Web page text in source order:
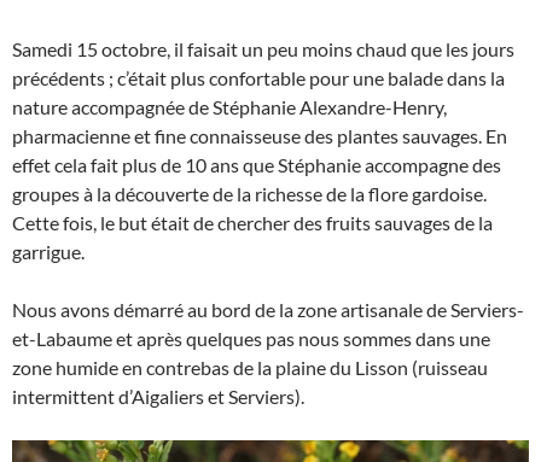
Samedi 15 octobre, il faisait un peu moins chaud que les jours
précédents ; c’était plus confortable pour une balade dans la
nature accompagnée de Stéphanie Alexandre-Henry,
pharmacienne et fine connaisseuse des plantes sauvages. En
effet cela fait plus de 10 ans que Stéphanie accompagne des
groupes à la découverte de la richesse de la flore gardoise.
Cette fois, le but était de chercher des fruits sauvages de la
garrigue.
Nous avons démarré au bord de la zone artisanale de Serviers-
et-Labaume et après quelques pas nous sommes dans une
zone humide en contrebas de la plaine du Lisson (ruisseau
intermittent d’Aigaliers et Serviers).